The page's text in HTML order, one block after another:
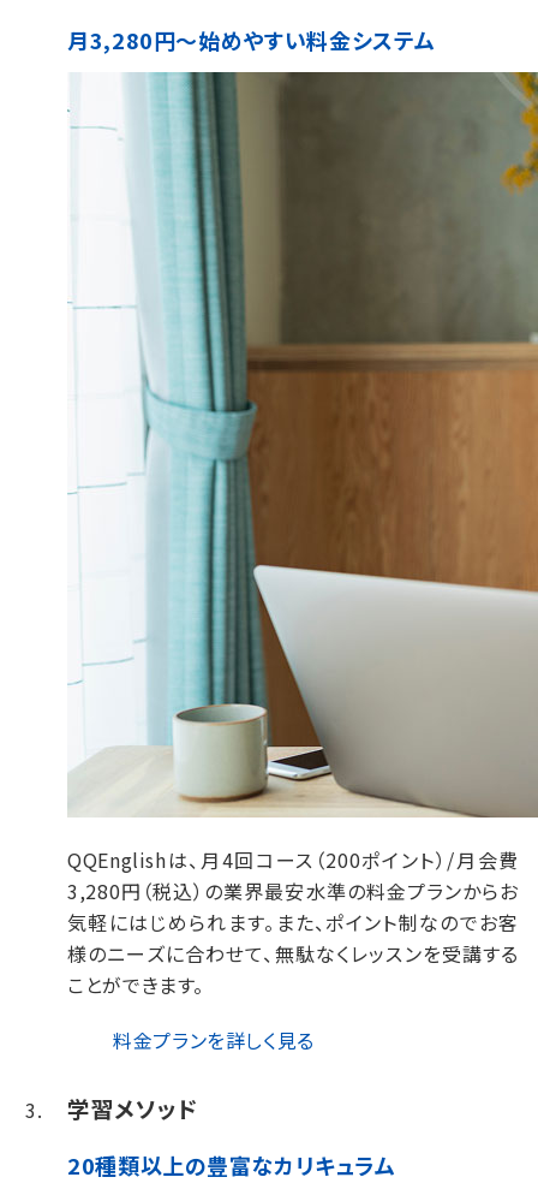
月3,280円～始めやすい料金システム
QQEnglishは、月4回コース（200ポイント）/月会費
3,280円（税込）の業界最安水準の料金プランからお
気軽にはじめられます。また、ポイント制なのでお客
様のニーズに合わせて、無駄なくレッスンを受講する
ことができます。
料金プランを詳しく見る
学習メソッド
20種類以上の豊富なカリキュラム